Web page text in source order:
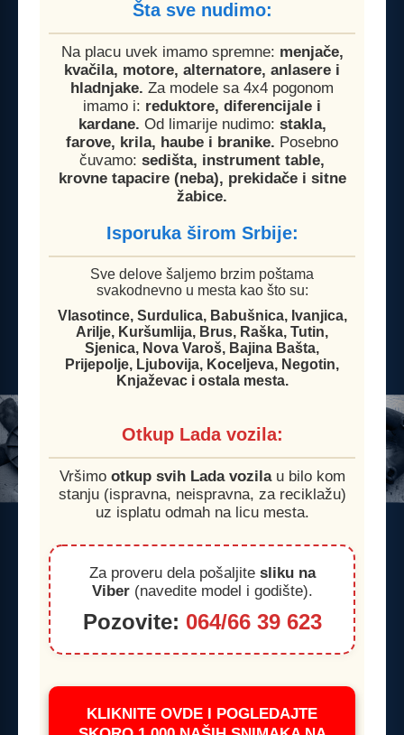
Šta sve nudimo:
Na placu uvek imamo spremne: menjače,
kvačila, motore, alternatore, anlasere i
hladnjake. Za modele sa 4x4 pogonom
imamo i: reduktore, diferencijale i
kardane. Od limarije nudimo: stakla,
farove, krila, haube i branike. Posebno
čuvamo: sedišta, instrument table,
krovne tapacire (neba), prekidače i sitne
žabice.
Isporuka širom Srbije:
Sve delove šaljemo brzim poštama
svakodnevno u mesta kao što su:
Vlasotince, Surdulica, Babušnica, Ivanjica,
Arilje, Kuršumlija, Brus, Raška, Tutin,
Sjenica, Nova Varoš, Bajina Bašta,
Prijepolje, Ljubovija, Koceljeva, Negotin,
Knjaževac i ostala mesta.
Otkup Lada vozila:
Vršimo otkup svih Lada vozilau bilo kom
stanju (ispravna, neispravna, za reciklažu)
uz isplatu odmah na licu mesta.
Za proveru dela pošaljite sliku na
Viber(navedite model i godište).
Pozovite: 064/66 39 623
KLIKNITE OVDE I POGLEDAJTE